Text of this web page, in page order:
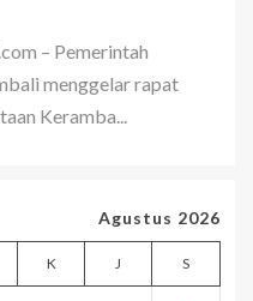
– Pemerintah
menggelar rapat
Keramba...
Agustus 2026
K J S